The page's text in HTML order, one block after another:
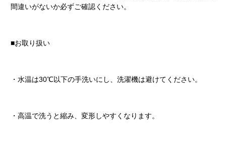
間違いがないか必ずご確認ください。
■お取り扱い
・水温は30℃以下の手洗いにし、洗濯機は避けてください。
・高温で洗うと縮み、変形しやすくなります。